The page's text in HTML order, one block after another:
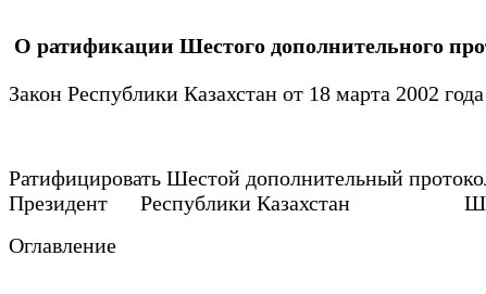
О ратификации Шестого дополнительного
Закон Республики Казахстан от 18 марта 2002
Ратифицировать Шестой дополнительный
Президент Республики Казахстан
Оглавление